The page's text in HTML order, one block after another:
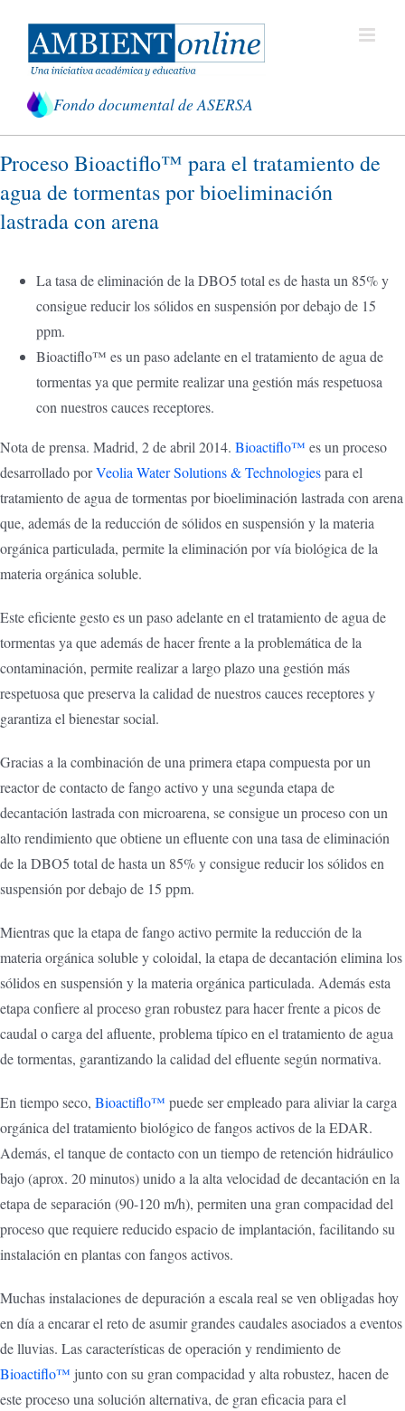
contenido
Fondo documental de ASERSA
Proceso Bioactiflo™ para el tratamiento de
agua de tormentas por bioeliminación
lastrada con arena
La tasa de eliminación de la DBO5 total es de hasta un 85% y
consigue reducir los sólidos en suspensión por debajo de 15
ppm.
Bioactiflo™ es un paso adelante en el tratamiento de agua de
tormentas ya que permite realizar una gestión más respetuosa
con nuestros cauces receptores.
Nota de prensa. Madrid, 2 de abril 2014. Bioactiflo™ es un proceso
desarrollado porVeolia Water Solutions & Technologiespara el
tratamiento de agua de tormentas por bioeliminación lastrada con arena
que, además de la reducción de sólidos en suspensión y la materia
orgánica particulada, permite la eliminación por vía biológica de la
materia orgánica soluble.
Este eficiente gesto es un paso adelante en el tratamiento de agua de
tormentas ya que además de hacer frente a la problemática de la
contaminación, permite realizar a largo plazo una gestión más
respetuosa que preserva la calidad de nuestros cauces receptores y
garantiza el bienestar social.
Gracias a la combinación de una primera etapa compuesta por un
reactor de contacto de fango activo y una segunda etapa de
decantación lastrada con microarena, se consigue un proceso con un
alto rendimiento que obtiene un efluente con una tasa de eliminación
de la DBO5 total de hasta un 85% y consigue reducir los sólidos en
suspensión por debajo de 15 ppm.
Mientras que la etapa de fango activo permite la reducción de la
materia orgánica soluble y coloidal, la etapa de decantación elimina los
sólidos en suspensión y la materia orgánica particulada. Además esta
etapa confiere al proceso gran robustez para hacer frente a picos de
caudal o carga del afluente, problema típico en el tratamiento de agua
de tormentas, garantizando la calidad del efluente según normativa.
En tiempo seco, Bioactiflo™ puede ser empleado para aliviar la carga
orgánica del tratamiento biológico de fangos activos de la EDAR.
Además, el tanque de contacto con un tiempo de retención hidráulico
bajo (aprox. 20 minutos) unido a la alta velocidad de decantación en la
etapa de separación (90-120 m/h), permiten una gran compacidad del
proceso que requiere reducido espacio de implantación, facilitando su
instalación en plantas con fangos activos.
Muchas instalaciones de depuración a escala real se ven obligadas hoy
en día a encarar el reto de asumir grandes caudales asociados a eventos
de lluvias. Las características de operación y rendimiento de
Bioactiflo™ junto con su gran compacidad y alta robustez, hacen de
este proceso una solución alternativa, de gran eficacia para el